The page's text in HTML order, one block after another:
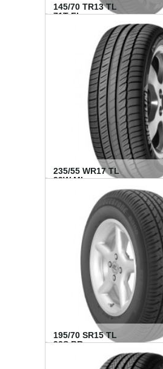
145/70 TR13 TL
71T FI...
235/55 WR17 TL
99W MI...
195/70 SR15 TL
92S BR...